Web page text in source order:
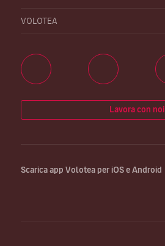
VOLOTEA
Lavora con noi
Scarica app Volotea per iOS e Android